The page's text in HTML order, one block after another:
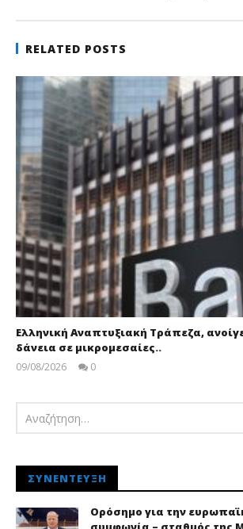
RELATED POSTS
Ελληνική Αναπτυξιακή Τράπεζα,
δάνεια σε μικρομεσαίες..
09/08/2026
0
ΣΥΝΈΝΤΕΥΞΗ
Ορόσημο για την